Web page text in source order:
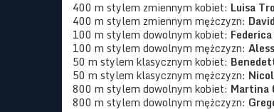
400 m stylem zmiennym kobiet: Luisa
400 m stylem zmiennym mężczyzn:
100 m stylem dowolnym kobiet:
100 m stylem dowolnym mężczyzn:
50 m stylem klasycznym kobiet:
50 m stylem klasycznym mężczyzn:
800 m stylem dowolnym kobiet:
800 m stylem dowolnym mężczyzn: